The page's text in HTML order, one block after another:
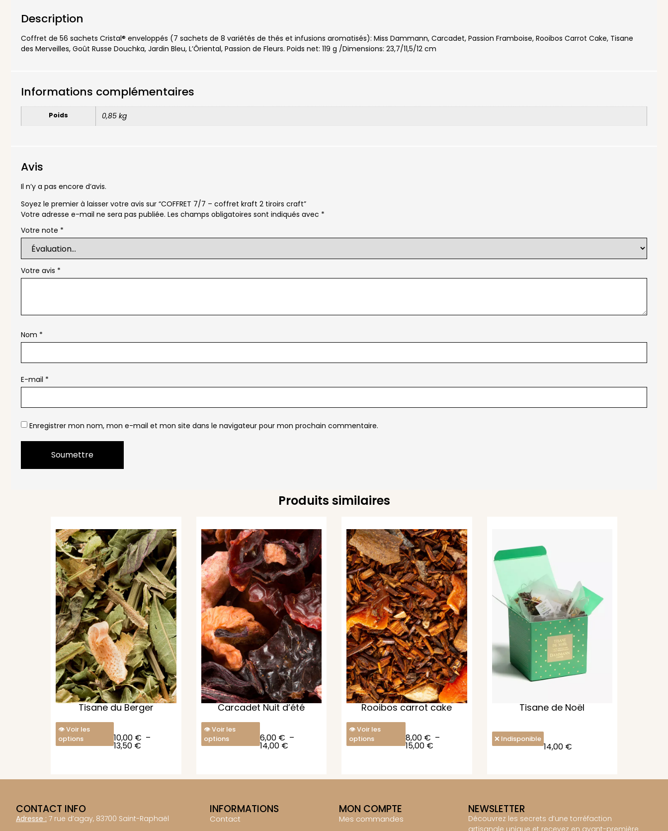
Description
Coffret de 56 sachets Cristal® enveloppés (7 sachets de 8 variétés de thés et infusions aromatisés): Miss Dammann, Carcadet, Passion Framboise, Rooibos Carrot Cake, Tisane
des Merveilles, Goût Russe Douchka, Jardin Bleu, L’Ôriental, Passion de Fleurs. Poids net: 119 g /Dimensions: 23,7/11,5/12 cm
Informations complémentaires
Poids 0,85 kg
Avis
Il n’y a pas encore d’avis.
Soyez le premier à laisser votre avis sur “COFFRET 7/7 – coffret kraft 2 tiroirs craft”
Votre adresse e-mail ne sera pas publiée. Les champs obligatoires sont indiqués avec *
Votre note *
Votre avis *
Nom *
E-mail *
Enregistrer mon nom, mon e-mail et mon site dans le navigateur pour mon prochain commentaire.
Produits similaires
Tisane du Berger
Voir les
options
10,00 € –
13,50 €
Carcadet Nuit d’été
Voir les
options
6,00 € –
14,00 €
Rooibos carrot cake
Voir les
options
8,00 € –
15,00 €
Tisane de Noël
Indisponible
14,00 €
CONTACT INFO
Adresse : 7 rue d’agay, 83700 Saint-Raphaël
INFORMATIONS
Contact
MON COMPTE
Mes commandes
NEWSLETTER
Découvrez les secrets d’une torréfaction